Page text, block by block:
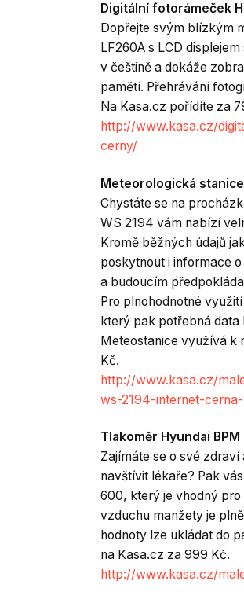
Digitální fotorámeček
Dopřejte svým blízkým
LF260A s LCD
v češtině a dokáže
pamětí. Přehrávání
Na Kasa.cz pořídíte za
http://www.kasa.cz/
cerny/
Meteorologická
Chystáte se na
WS 2194 vám nabízí
Kromě běžných údajů
poskytnout i informace
a budoucím
Pro plnohodnotné
který pak potřebná data
Meteostanice využívá k
Kč.
http://www.kasa.cz/
ws-2194-internet-
Tlakoměr Hyundai
Zajímáte se o své
navštívit lékaře? Pak
600, který je vhodný
vzduchu manžety je
hodnoty lze ukládat do
na Kasa.cz za 999 Kč.
http://www.kasa.cz/